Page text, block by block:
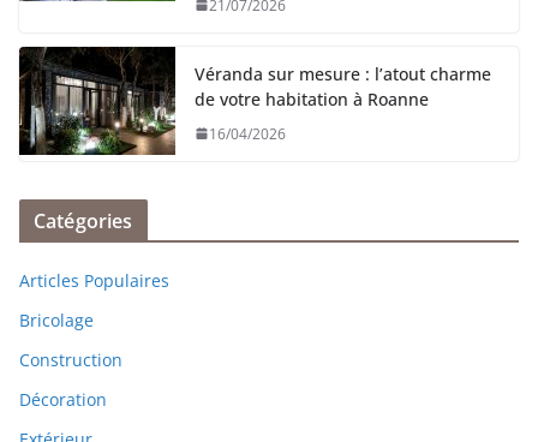
21/07/2026
Véranda sur mesure : l’atout charme
de votre habitation à Roanne
16/04/2026
Catégories
Articles Populaires
Bricolage
Construction
Décoration